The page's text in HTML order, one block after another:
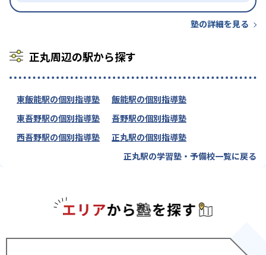
塾の詳細を見る
正丸周辺の駅から探す
東飯能駅の個別指導塾
飯能駅の個別指導塾
東吾野駅の個別指導塾
吾野駅の個別指導塾
西吾野駅の個別指導塾
正丸駅の個別指導塾
正丸駅の学習塾・予備校一覧に戻る